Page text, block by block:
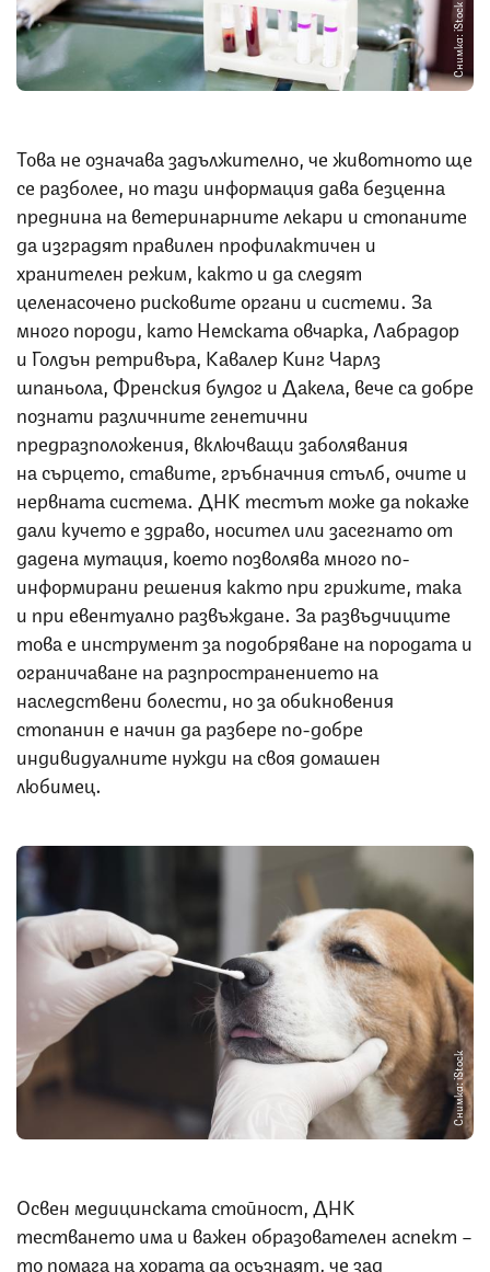
Снимка: iStock
Това не означава задължително, че животното ще
се разболее, но тази информация дава безценна
преднина на ветеринарните лекари и стопаните
да изградят правилен профилактичен и
хранителен режим, както и да следят
целенасочено рисковите органи и системи. За
много породи, като Немската овчарка, Лабрадор
и Голдън ретривъра, Кавалер Кинг Чарлз
шпаньола, Френския булдог и Дакела, вече са добре
познати различните генетични
предразположения, включващи заболявания
на сърцето, ставите, гръбначния стълб, очите и
нервната система. ДНК тестът може да покаже
дали кучето е здраво, носител или засегнато от
дадена мутация, което позволява много по-
информирани решения както при грижите, така
и при евентуално развъждане. За развъдчиците
това е инструмент за подобряване на породата и
ограничаване на разпространението на
наследствени болести, но за обикновения
стопанин е начин да разбере по-добре
индивидуалните нужди на своя домашен
любимец.
Снимка: iStock
Освен медицинската стойност, ДНК
тестването има и важен образователен аспект –
то помага на хората да осъзнаят, че зад